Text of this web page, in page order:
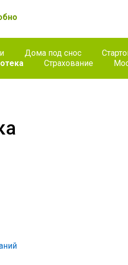
Дома под снос
Страхование